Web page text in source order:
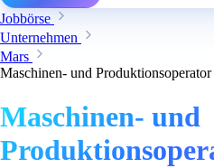
Jobbörse
Unternehmen
Mars
Maschinen- und
Maschinen- und